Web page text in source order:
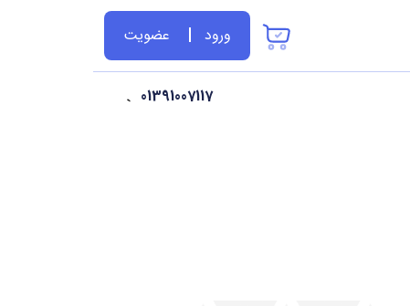
ورود عضویت
01391007117